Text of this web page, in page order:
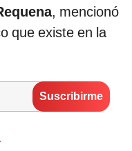
, mencionó
que existe en la